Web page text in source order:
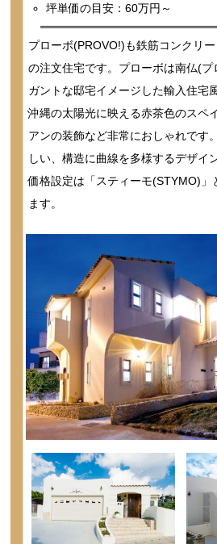
坪単価の目安：60万円～
プローボ(PROVO!)も鉄筋コンクリ
の注文住宅です。プローボは南仏(
ガントな邸宅イメージした輸入住宅
沖縄の太陽光に映える赤茶色のスペ
アンの装飾など非常におしゃれです
しい、構造に曲線を多様するデザイ
価格設定は「スティーモ(STYMO)」
ます。